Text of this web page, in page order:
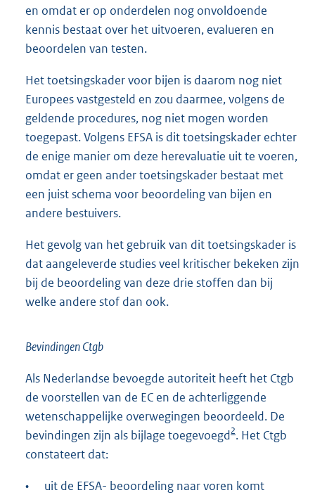
en omdat er op onderdelen nog onvoldoende
kennis bestaat over het uitvoeren, evalueren en
beoordelen van testen.
Het toetsingskader voor bijen is daarom nog niet
Europees vastgesteld en zou daarmee, volgens de
geldende procedures, nog niet mogen worden
toegepast. Volgens EFSA is dit toetsingskader echter
de enige manier om deze herevaluatie uit te voeren,
omdat er geen ander toetsingskader bestaat met
een juist schema voor beoordeling van bijen en
andere bestuivers.
Het gevolg van het gebruik van dit toetsingskader is
dat aangeleverde studies veel kritischer bekeken zijn
bij de beoordeling van deze drie stoffen dan bij
welke andere stof dan ook.
Bevindingen Ctgb
Als Nederlandse bevoegde autoriteit heeft het Ctgb
de voorstellen van de EC en de achterliggende
wetenschappelijke overwegingen beoordeeld. De
bevindingen zijn als bijlage toegevoegd2. Het Ctgb
constateert dat:
•
uit de EFSA- beoordeling naar voren komt